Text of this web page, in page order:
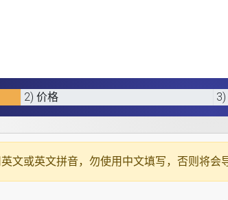
2) 价格
英文或英文拼音，勿使用中文填写，否则将会